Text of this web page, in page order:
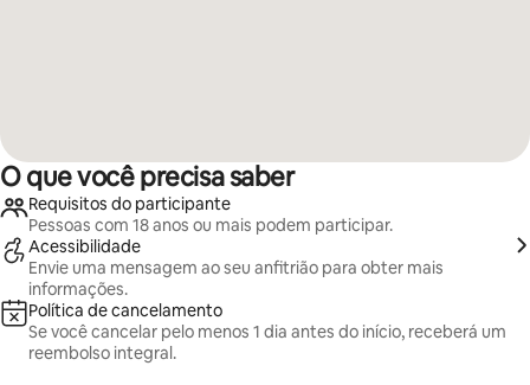
O que você precisa saber
Requisitos do participante
Pessoas com 18 anos ou mais podem participar.
Acessibilidade
Envie uma mensagem ao seu anfitrião para obter mais
informações.
Política de cancelamento
Se você cancelar pelo menos 1 dia antes do início, receberá um
reembolso integral.